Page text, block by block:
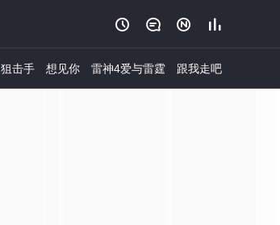
   
狙击手 想见你 雷神4爱与雷霆 跟我走吧